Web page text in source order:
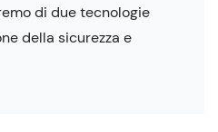
di due tecnologie
della sicurezza e